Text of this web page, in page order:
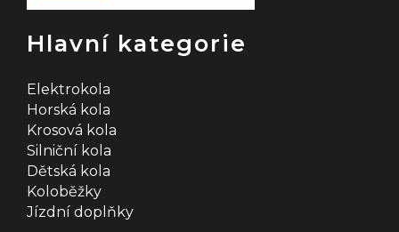
Hlavní kategorie
Elektrokola
Horská kola
Krosová kola
Silniční kola
Dětská kola
Koloběžky
Jízdní doplňky